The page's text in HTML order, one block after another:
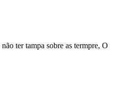
ter tampa sobre as termpre, O